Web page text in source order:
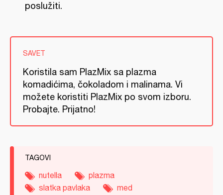
poslužiti.
SAVET
Koristila sam PlazMix sa plazma
komadićima, čokoladom i malinama. Vi
možete koristiti PlazMix po svom izboru.
Probajte. Prijatno!
TAGOVI
nutella
plazma
slatka pavlaka
med